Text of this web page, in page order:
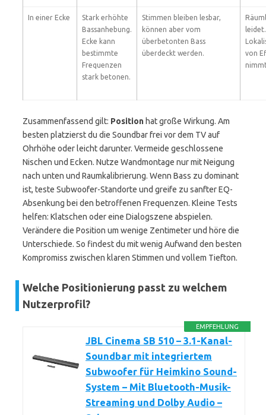
In einer Ecke
Stark erhöhte
Bassanhebung.
Ecke kann
bestimmte
Frequenzen
stark betonen.
Stimmen bleiben lesbar,
können aber vom
überbetonten Bass
überdeckt werden.
leidet.
von
Zusammenfassend gilt: Position hat große Wirkung. Am
besten platzierst du die Soundbar frei vor dem TV auf
Ohrhöhe oder leicht darunter. Vermeide geschlossene
Nischen und Ecken. Nutze Wandmontage nur mit Neigung
nach unten und Raumkalibrierung. Wenn Bass zu dominant
ist, teste Subwoofer-Standorte und greife zu sanfter EQ-
Absenkung bei den betroffenen Frequenzen. Kleine Tests
helfen: Klatschen oder eine Dialogszene abspielen.
Verändere die Position um wenige Zentimeter und höre die
Unterschiede. So findest du mit wenig Aufwand den besten
Kompromiss zwischen klaren Stimmen und vollem Tiefton.
Welche Positionierung passt zu welchem
Nutzerprofil?
EMPFEHLUNG
JBL Cinema SB 510 – 3.1-Kanal-
Soundbar mit integriertem
Subwoofer für Heimkino Sound-
System – Mit Bluetooth-Musik-
Streaming und Dolby Audio –